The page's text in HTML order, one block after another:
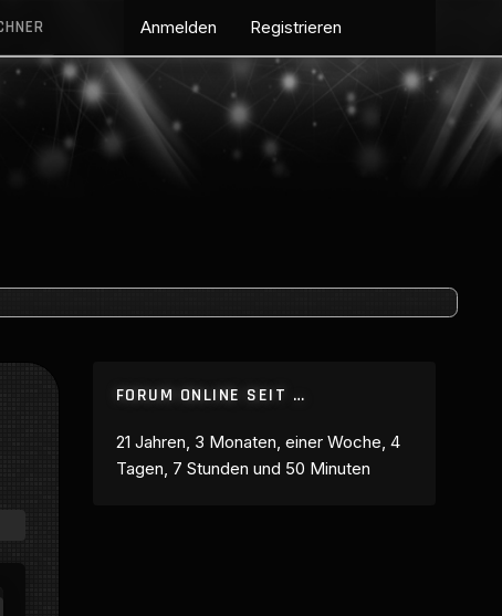
Anmelden Registrieren
FORUM ONLINE SEIT …
21 Jahren, 3 Monaten, einer Woche, 4
Tagen, 7 Stunden und 50 Minuten